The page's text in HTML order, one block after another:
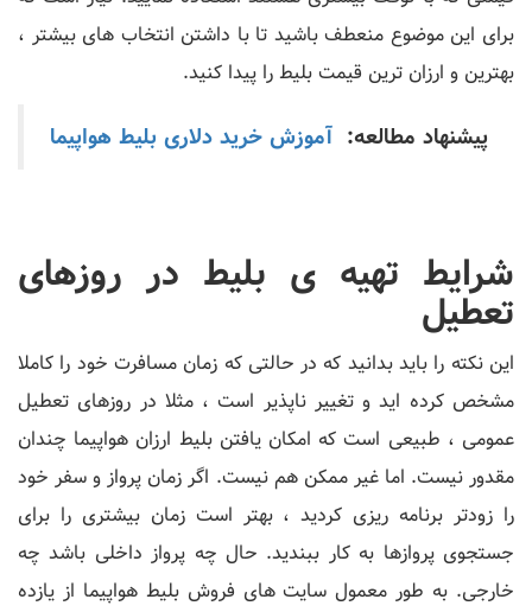
برای این موضوع منعطف باشید تا با داشتن انتخاب های بیشتر ،
بهترین و ارزان ترین قیمت بلیط را پیدا کنید.
پیشنهاد مطالعه: آموزش خرید دلاری بلیط هواپیما
شرایط تهیه ی بلیط در روزهای
تعطیل
این نکته را باید بدانید که در حالتی که زمان مسافرت خود را کاملا
مشخص کرده اید و تغییر ناپذیر است ، مثلا در روزهای تعطیل
عمومی ، طبیعی است که امکان یافتن بلیط ارزان هواپیما چندان
مقدور نیست. اما غیر ممکن هم نیست. اگر زمان پرواز و سفر خود
را زودتر برنامه ریزی کردید ، بهتر است زمان بیشتری را برای
جستجوی پروازها به کار ببندید. حال چه پرواز داخلی باشد چه
خارجی. به طور معمول سایت های فروش بلیط هواپیما از یازده